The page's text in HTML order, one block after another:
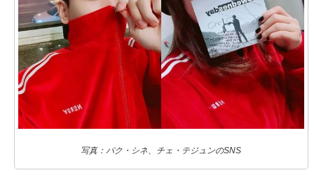
写真：パク・シネ、チェ・テジュンのSNS